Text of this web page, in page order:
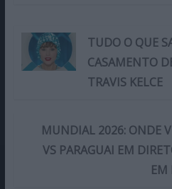
TUDO O QUE
CASAMENTO
TRAVIS KELCE
MUNDIAL 2026: ONDE
VS PARAGUAI EM
EM